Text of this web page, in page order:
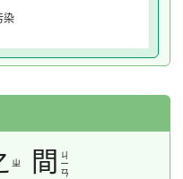
染
ㄓ 間
ㄐ
ㄧ
ㄢ